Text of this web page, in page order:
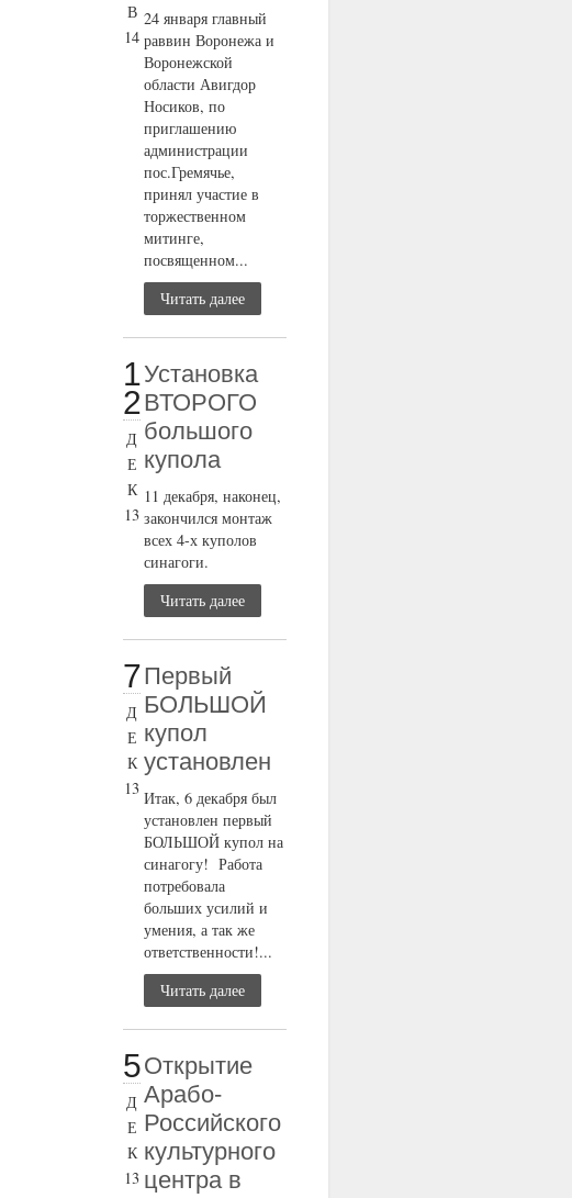
В
14
24 января главный
раввин Воронежа и
Воронежской
области Авигдор
Носиков, по
приглашению
администрации
пос.Гремячье,
принял участие в
торжественном
митинге,
посвященном...
Читать далее
1
2
Д
Е
К
13
Установка
ВТОРОГО
большого
купола
11 декабря, наконец,
закончился монтаж
всех 4-х куполов
синагоги.
Читать далее
7
Д
Е
К
13
Первый
БОЛЬШОЙ
купол
установлен
Итак, 6 декабря был
установлен первый
БОЛЬШОЙ купол на
синагогу! Работа
потребовала
больших усилий и
умения, а так же
ответственности!...
Читать далее
5
Д
Е
К
13
Открытие
Арабо-
Российского
культурного
центра в